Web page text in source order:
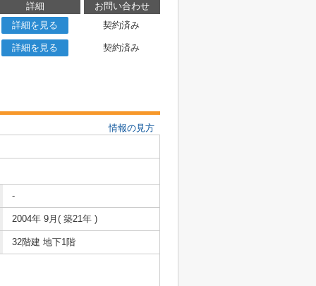
詳細
お問い合わせ
詳細を見る
契約済み
詳細を見る 契約済み
情報の見方
-
2004年 9月( 築21年 )
32階建 地下1階